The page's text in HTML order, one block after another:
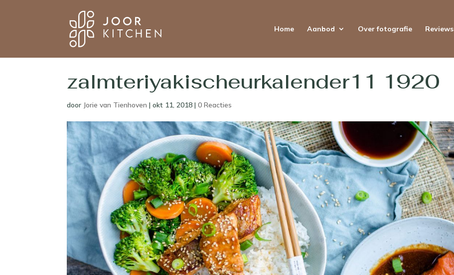
Home Aanbod Over fotografie Reviews
zalmteriyakischeurkalender11 1920
door Jorie van Tienhoven |okt 11, 2018 |0 Reacties